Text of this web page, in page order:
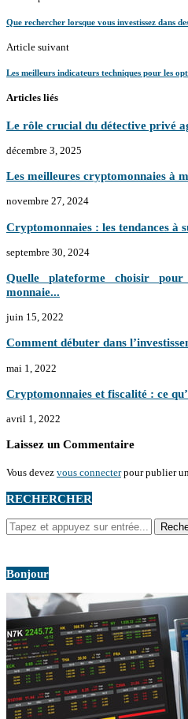
Que rechercher lorsque vous investissez dans
Article suivant
Les meilleurs indicateurs techniques pour les
Articles liés
Le rôle crucial du détective privé
décembre 3, 2025
Les meilleures cryptomonnaies à
novembre 27, 2024
Cryptomonnaies : les tendances à
septembre 30, 2024
Quelle plateforme choisir
monnaie...
juin 15, 2022
Comment débuter dans
mai 1, 2022
Cryptomonnaies et fiscalité : ce
avril 1, 2022
Laissez un Commentaire
Vous devez vous connecterpour publier
RECHERCHER
Bonjour